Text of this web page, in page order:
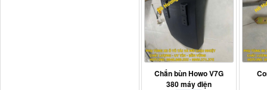
Chắn bùn Howo V7G
380 máy điện